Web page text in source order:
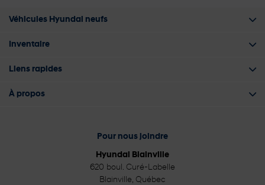
Pour nous joindre
Hyundai Blainville
620 boul. Curé-Labelle
Blainville, Québec
Véhicules Hyundai neufs
Inventaire
Liens rapides
À propos